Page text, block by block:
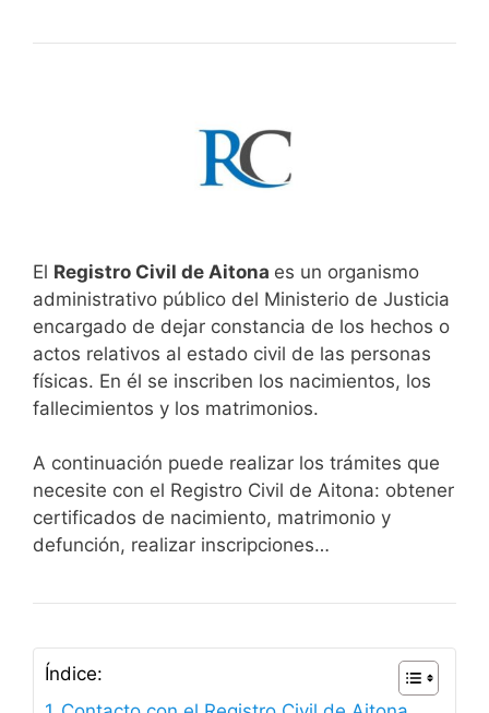
El Registro Civil de Aitona es un organismo
administrativo público del Ministerio de Justicia
encargado de dejar constancia de los hechos o
actos relativos al estado civil de las personas
físicas. En él se inscriben los nacimientos, los
fallecimientos y los matrimonios.
A continuación puede realizar los trámites que
necesite con el Registro Civil de Aitona: obtener
certificados de nacimiento, matrimonio y
defunción, realizar inscripciones…
Índice: